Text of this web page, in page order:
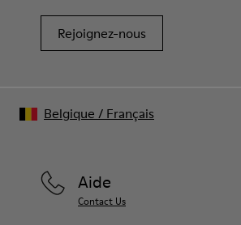
Rejoignez-nous
Aide
Contact Us
Belgique / Français